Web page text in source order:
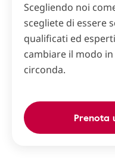
Scegliendo noi
scegliete di essere
qualificati ed
cambiare il modo
circonda.
Prenota